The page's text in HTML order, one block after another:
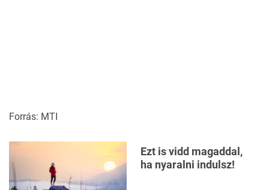
Forrás: MTI
Ezt is vidd magaddal,
ha nyaralni indulsz!